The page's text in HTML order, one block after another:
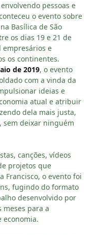
envolvendo pessoas e
o evento sobre
Basílica de São
os dias 19 e 21 de
empresários e
os continentes.
de 2019, o evento
com a vinda da
ideias e
atual e atribuir
dela mais justa,
sem deixar ninguém
canções, vídeos
projetos que
Francisco, o evento foi
fugindo do formato
desenvolvido por
meses para a
economia.